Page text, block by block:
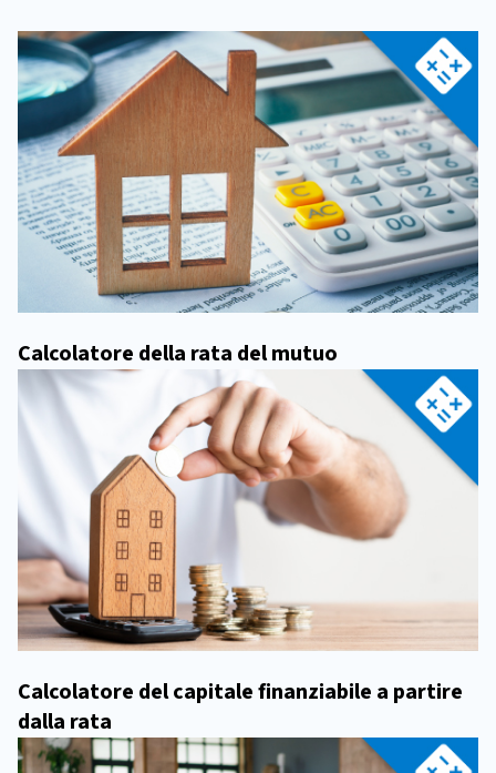
Calcolatore della rata del mutuo
Calcolatore del capitale finanziabile a partire
dalla rata